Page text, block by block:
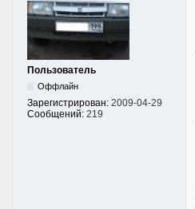
Пользователь
Оффлайн
Зарегистрирован: 2009-04-29
Сообщений: 219